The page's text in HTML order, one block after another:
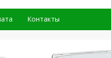
Контакты